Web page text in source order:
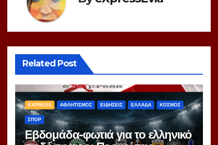
Related Post
EXPRESS ΑΘΛΗΤΙΣΜΟΣ ΕΙΔΗΣΕΙΣ ΕΛΛΑΔΑ ΚΟΣΜΟΣ
ΣΠΟΡ
Εβδομάδα-φωτιά για το ελληνικό